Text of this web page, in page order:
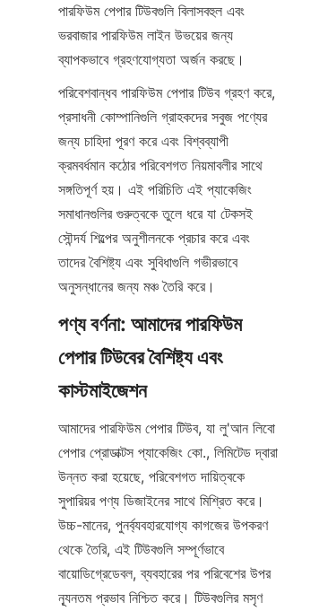
পারফিউম পেপার টিউবগুলি বিলাসবহুল এবং
ভরবাজার পারফিউম লাইন উভয়ের জন্য
ব্যাপকভাবে গ্রহণযোগ্যতা অর্জন করছে।
পরিবেশবান্ধব পারফিউম পেপার টিউব গ্রহণ করে,
প্রসাধনী কোম্পানিগুলি গ্রাহকদের সবুজ পণ্যের
জন্য চাহিদা পূরণ করে এবং বিশ্বব্যাপী
ক্রমবর্ধমান কঠোর পরিবেশগত নিয়মাবলীর সাথে
সঙ্গতিপূর্ণ হয়। এই পরিচিতি এই প্যাকেজিং
সমাধানগুলির গুরুত্বকে তুলে ধরে যা টেকসই
সৌন্দর্য শিল্পের অনুশীলনকে প্রচার করে এবং
তাদের বৈশিষ্ট্য এবং সুবিধাগুলি গভীরভাবে
অনুসন্ধানের জন্য মঞ্চ তৈরি করে।
পণ্য বর্ণনা: আমাদের পারফিউম
পেপার টিউবের বৈশিষ্ট্য এবং
কাস্টমাইজেশন
আমাদের পারফিউম পেপার টিউব, যা লু'আন লিবো
পেপার প্রোডাক্টস প্যাকেজিং কো., লিমিটেড দ্বারা
উন্নত করা হয়েছে, পরিবেশগত দায়িত্বকে
সুপারিয়র পণ্য ডিজাইনের সাথে মিশ্রিত করে।
উচ্চ-মানের, পুনর্ব্যবহারযোগ্য কাগজের উপকরণ
থেকে তৈরি, এই টিউবগুলি সম্পূর্ণভাবে
বায়োডিগ্রেডেবল, ব্যবহারের পর পরিবেশের উপর
ন্যূনতম প্রভাব নিশ্চিত করে। টিউবগুলির মসৃণ